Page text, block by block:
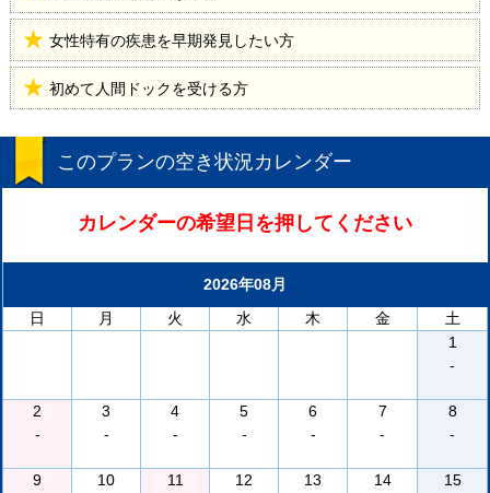
女性特有の疾患を早期発見したい方
初めて人間ドックを受ける方
このプランの空き状況カレンダー
カレンダーの希望日を押してください
2026年08月
日
月 火 水 木 金
土
1
-
2
-
3
-
4
-
5
-
6
-
7
-
8
-
9
10
11
12
13
14
15